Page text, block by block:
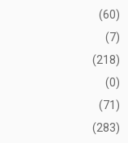
(60)
(7)
(218)
(0)
(71)
(283)